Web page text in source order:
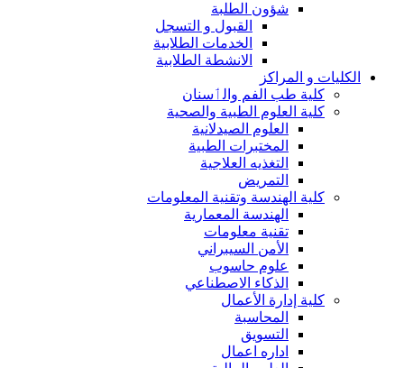
شؤون الطلبة
القبول و التسجل
الخدمات الطلابية
الانشطة الطلابية
الكليات و المراكز
كلية طب الفم والٲسنان
كلية العلوم الطبية والصحية
العلوم الصيدلانية
المختبرات الطبية
التغذيه العلاجية
التمريض
كلية الهندسة وتقنية المعلومات
الهندسة المعمارية
تقنية معلومات
الأمن السيبراني
علوم حاسوب
الذكاء الاصطناعي
كلية إدارة الأعمال
المحاسبة
التسويق
اداره اعمال